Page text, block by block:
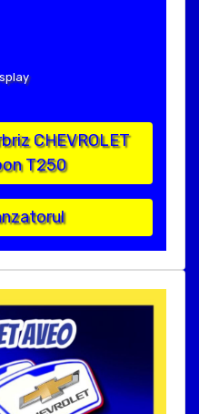
CHEVROLET
T250